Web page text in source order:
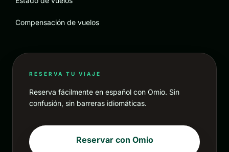
Compensación de vuelos
RESERVA TU VIAJE
Reserva fácilmente en español con Omio. Sin
confusión, sin barreras idiomáticas.
Reservar con Omio